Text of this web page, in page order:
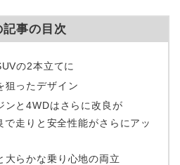
記事の目次
の2本立てに
狙ったデザイン
ンと4WDはさらに改良が
走りと安全性能がさらにアッ
大らかな乗り心地の両立